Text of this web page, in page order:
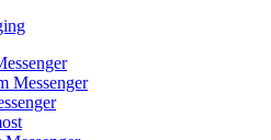
Messenger